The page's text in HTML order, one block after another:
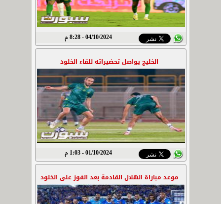
04/10/2024 - 8:28 م
الخليج يواصل تحضيراته للقاء الخلود
01/10/2024 - 1:03 م
موعد مباراة الهلال القادمة بعد الفوز على الخلود